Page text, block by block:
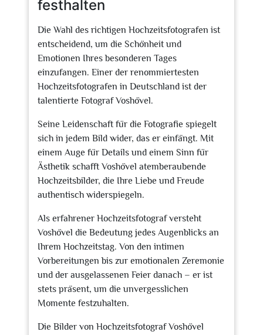
festhalten
Die Wahl des richtigen Hochzeitsfotografen ist
entscheidend, um die Schönheit und
Emotionen Ihres besonderen Tages
einzufangen. Einer der renommiertesten
Hochzeitsfotografen in Deutschland ist der
talentierte Fotograf Voshövel.
Seine Leidenschaft für die Fotografie spiegelt
sich in jedem Bild wider, das er einfängt. Mit
einem Auge für Details und einem Sinn für
Ästhetik schafft Voshövel atemberaubende
Hochzeitsbilder, die Ihre Liebe und Freude
authentisch widerspiegeln.
Als erfahrener Hochzeitsfotograf versteht
Voshövel die Bedeutung jedes Augenblicks an
Ihrem Hochzeitstag. Von den intimen
Vorbereitungen bis zur emotionalen Zeremonie
und der ausgelassenen Feier danach – er ist
stets präsent, um die unvergesslichen
Momente festzuhalten.
Die Bilder von Hochzeitsfotograf Voshövel